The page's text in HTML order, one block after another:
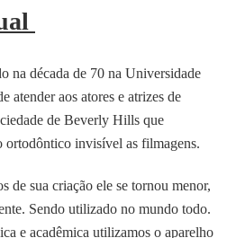
na década de 70 na Universidade
atender aos atores e atrizes de
de Beverly Hills que
ortodôntico invisível as filmagens.
de sua criação ele se tornou menor,
Sendo utilizado no mundo todo.
e acadêmica utilizamos o aparelho